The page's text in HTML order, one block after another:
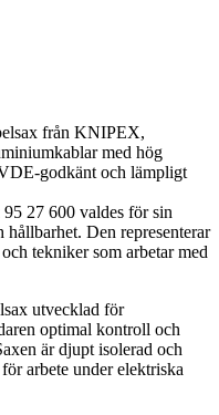
från KNIPEX,
med hög
godkänt och lämpligt
27 600 valdes för sin
Den representerar
tekniker som arbetar med
utvecklad för
optimal kontroll och
är djupt isolerad och
arbete under elektriska